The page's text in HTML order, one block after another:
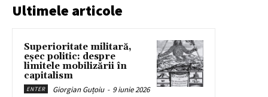
Ultimele articole
Superioritate militară,
eșec politic: despre
limitele mobilizării în
capitalism
ENTER Giorgian Guțoiu - 9 iunie 2026